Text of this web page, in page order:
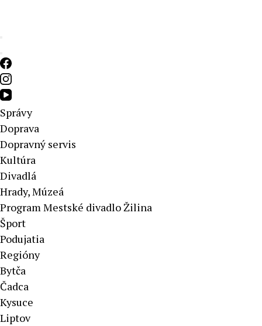
Správy
Doprava
Dopravný servis
Kultúra
Divadlá
Hrady, Múzeá
Program Mestské divadlo Žilina
Šport
Podujatia
Regióny
Bytča
Čadca
Kysuce
Liptov